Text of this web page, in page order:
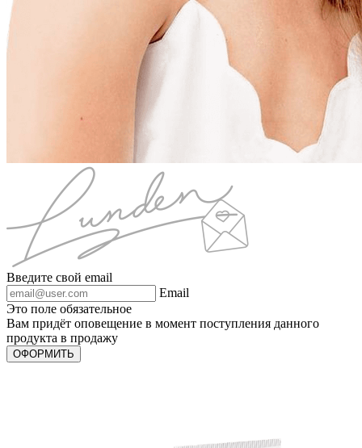
Введите свой email
Email
Это поле обязательное
Вам придёт оповещение в момент поступления данного
продукта в продажу
ОФОРМИТЬ